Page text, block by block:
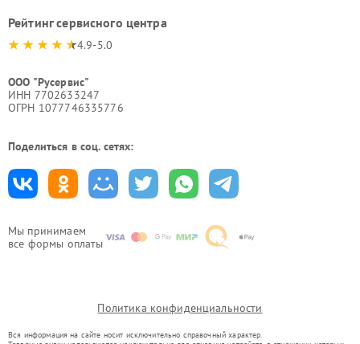
Мы принимаем
все формы оплаты
Рейтинг сервисного центра
4.9-5.0
ООО "Русервис"
ИНН 7702633247
ОГРН 1077746335776
Поделиться в соц. сетях:
Политика конфиденциальности
Вся информация на сайте носит исключительно справочный характер.